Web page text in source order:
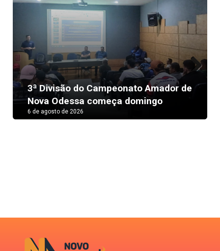
3ª Divisão do Campeonato Amador de
Nova Odessa começa domingo
6 de agosto de 2026
Next